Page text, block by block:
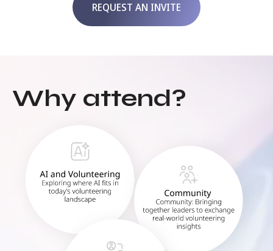
REQUEST AN INVITE
Why attend?